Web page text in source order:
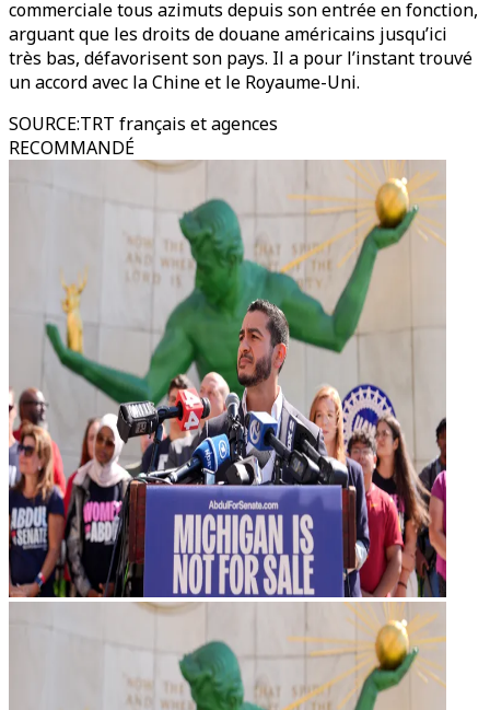
commerciale tous azimuts depuis son entrée en fonction,
arguant que les droits de douane américains jusqu’ici
très bas, défavorisent son pays. Il a pour l’instant trouvé
un accord avec la Chine et le Royaume-Uni.
SOURCE:TRT français et agences
RECOMMANDÉ